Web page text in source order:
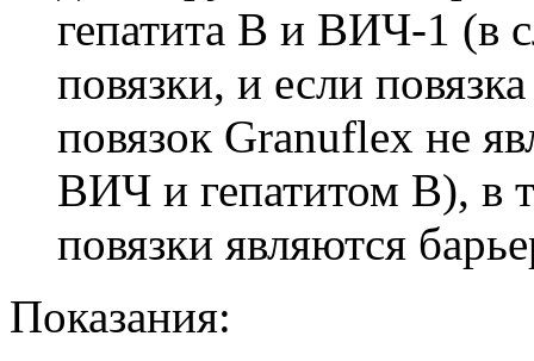
гепатита В и ВИЧ-1 (в
повязки, и если
повязок Granuflex не
ВИЧ и гепатитом В), в
повязки являются
Показания: